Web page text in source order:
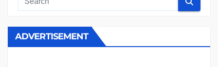
ADVERTISEMENT